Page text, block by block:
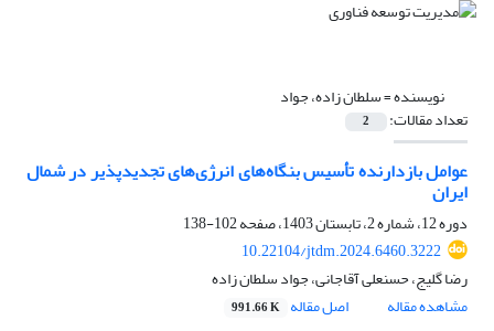
نویسنده =سلطان زاده، جواد
تعداد مقالات: 2
عوامل بازدارنده تأسیس بنگاه‌های انرژی‌های تجدیدپذیر در شمال
ایران
دوره 12، شماره 2، تابستان 1403، صفحه
102-138
10.22104/jtdm.2024.6460.3222
رضا گلیج، حسنعلی آقاجانی، جواد سلطان زاده
مشاهده مقاله
اصل مقاله 991.66 K